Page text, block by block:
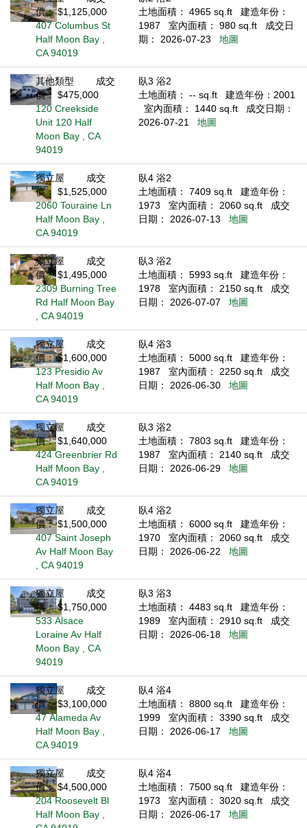
價： $1,125,000
407 Columbus St
Half Moon Bay ,
CA 94019
土地面積： 4965 sq.ft
建造年份：
1987
室內面積： 980 sq.ft
成交日
期： 2026-07-23
地圖
其他類型
成交
價： $475,000
120 Creekside
Unit 120 Half
Moon Bay , CA
94019
臥3 浴2
土地面積： -- sq.ft
建造年份：2001
室內面積： 1440 sq.ft
成交日期：
2026-07-21
地圖
獨立屋
成交
價： $1,525,000
2060 Touraine Ln
Half Moon Bay ,
CA 94019
臥4 浴2
土地面積： 7409 sq.ft
建造年份：
1973
室內面積： 2060 sq.ft
成交
日期： 2026-07-13
地圖
獨立屋
成交
價： $1,495,000
2309 Burning Tree
Rd Half Moon Bay
, CA 94019
臥3 浴2
土地面積： 5993 sq.ft
建造年份：
1978
室內面積： 2150 sq.ft
成交
日期： 2026-07-07
地圖
獨立屋
成交
價： $1,600,000
123 Presidio Av
Half Moon Bay ,
CA 94019
臥4 浴3
土地面積： 5000 sq.ft
建造年份：
1987
室內面積： 2250 sq.ft
成交
日期： 2026-06-30
地圖
獨立屋
成交
價： $1,640,000
424 Greenbrier Rd
Half Moon Bay ,
CA 94019
臥3 浴2
土地面積： 7803 sq.ft
建造年份：
1987
室內面積： 2140 sq.ft
成交
日期： 2026-06-29
地圖
獨立屋
成交
價： $1,500,000
407 Saint Joseph
Av Half Moon Bay
, CA 94019
臥4 浴2
土地面積： 6000 sq.ft
建造年份：
1970
室內面積： 2060 sq.ft
成交
日期： 2026-06-22
地圖
獨立屋
成交
價： $1,750,000
533 Alsace
Loraine Av Half
Moon Bay , CA
94019
臥3 浴3
土地面積： 4483 sq.ft
建造年份：
1989
室內面積： 2910 sq.ft
成交
日期： 2026-06-18
地圖
獨立屋
成交
價： $3,100,000
47 Alameda Av
Half Moon Bay ,
CA 94019
臥4 浴4
土地面積： 8800 sq.ft
建造年份：
1999
室內面積： 3390 sq.ft
成交
日期： 2026-06-17
地圖
獨立屋
成交
價： $4,500,000
204 Roosevelt Bl
Half Moon Bay ,
臥4 浴4
土地面積： 7500 sq.ft
建造年份：
1973
室內面積： 3020 sq.ft
成交
日期： 2026-06-17
地圖